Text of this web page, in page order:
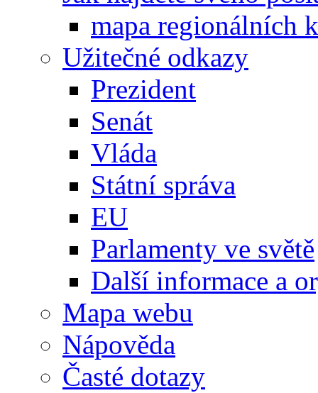
mapa regionálních
Užitečné odkazy
Prezident
Senát
Vláda
Státní správa
EU
Parlamenty ve světě
Další informace a
Mapa webu
Nápověda
Časté dotazy